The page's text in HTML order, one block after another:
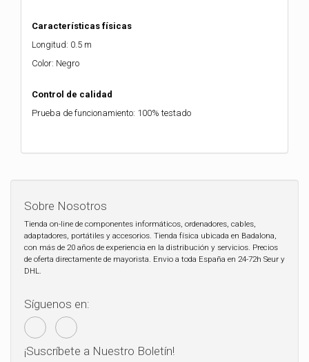
Características físicas
Longitud: 0.5 m
Color: Negro
Control de calidad
Prueba de funcionamiento: 100% testado
Sobre Nosotros
Tienda on-line de componentes informáticos, ordenadores, cables,
adaptadores, portátiles y accesorios. Tienda física ubicada en Badalona,
con más de 20 años de experiencia en la distribución y servicios. Precios
de oferta directamente de mayorista. Envio a toda España en 24-72h Seur y
DHL.
Síguenos en:
¡Suscríbete a Nuestro Boletín!